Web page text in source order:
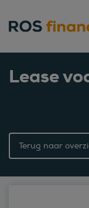
Lease
Terug naar